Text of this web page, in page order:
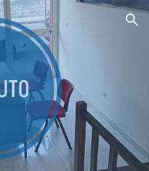
Skip to navigation